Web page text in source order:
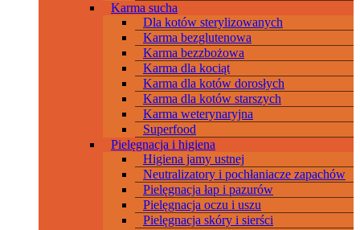
Karma sucha
Dla kotów sterylizowanych
Karma bezglutenowa
Karma bezzbożowa
Karma dla kociąt
Karma dla kotów dorosłych
Karma dla kotów starszych
Karma weterynaryjna
Superfood
Pielęgnacja i higiena
Higiena jamy ustnej
Neutralizatory i pochłaniacze zapachów
Pielęgnacja łap i pazurów
Pielęgnacja oczu i uszu
Pielęgnacja skóry i sierści